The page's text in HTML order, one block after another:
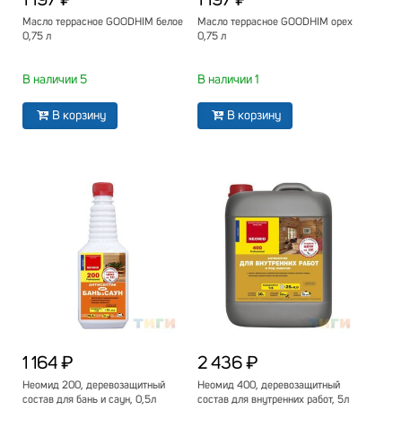
Масло террасное GOODHIM белое
0,75 л
В наличии 5
В корзину
Масло террасное GOODHIM орех
0,75 л
В наличии 1
В корзину
1 164 ₽
Неомид 200, деревозащитный
состав для бань и саун, 0,5л
2 436 ₽
Неомид 400, деревозащитный
состав для внутренних работ, 5л